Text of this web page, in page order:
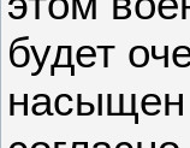
будет
насыщен